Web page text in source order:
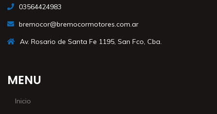
03564424983
bremocor@bremocormotores.com.ar
Av. Rosario de Santa Fe 1195, San Fco, Cba.
MENU
Inicio